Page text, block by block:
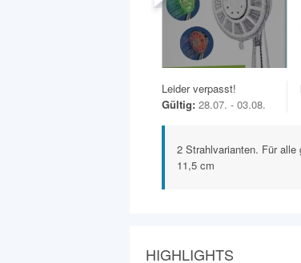
Leider verpasst!
Gültig: 28.07. - 03.08.
2 Strahlvarianten. Für
11,5 cm
HIGHLIGHTS